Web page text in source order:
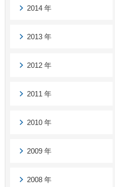
2014 年
2013 年
2012 年
2011 年
2010 年
2009 年
2008 年